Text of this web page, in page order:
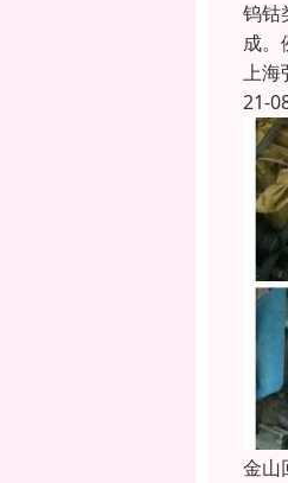
钨钴
成。
上海
21-
金山